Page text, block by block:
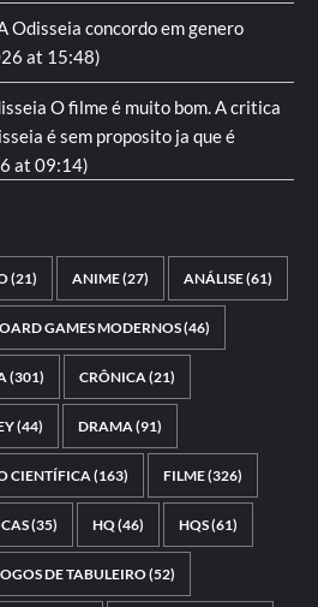
Odisseia concordo em genero
at 15:48)
O filme é muito bom. A critica
é sem proposito ja que é
at 09:14)
(21) ANIME(27) ANÁLISE(61)
GAMES MODERNOS(46)
(301) CRÔNICA(21)
(44) DRAMA(91)
CIENTÍFICA(163) FILME(326)
(35) HQ(46) HQS(61)
DE TABULEIRO(52)